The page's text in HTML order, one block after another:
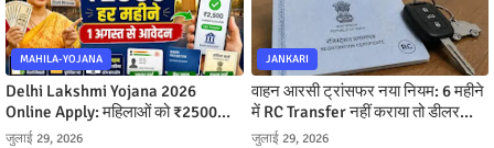
MAHILA-YOJANA
Delhi Lakshmi Yojana 2026
Online Apply: महिलाओं को ₹2500
महीना, ऐसे करें आवेदन
जुलाई 29, 2026
JANKARI
वाहन आरसी ट्रांसफर नया नियम: 6 महीने
में RC Transfer नहीं कराया तो डीलर
बनेगा मालिक, जानें पूरी प्रक्रिया
जुलाई 29, 2026